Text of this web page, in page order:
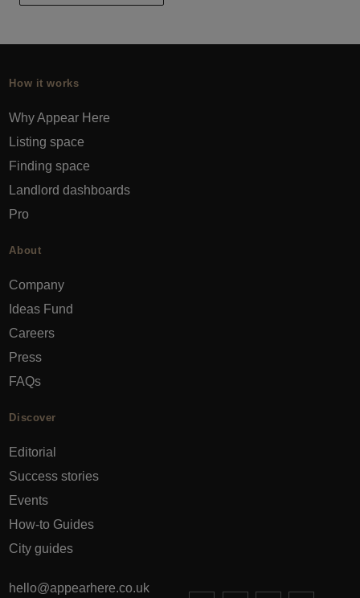
How it works
Why Appear Here
Listing space
Finding space
Landlord dashboards
Pro
About
Company
Ideas Fund
Careers
Press
FAQs
Discover
Editorial
Success stories
Events
How-to Guides
City guides
hello@appearhere.co.uk